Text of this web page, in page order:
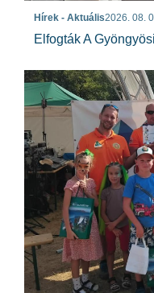
Hírek - Aktuális2026. 08.
Elfogták A